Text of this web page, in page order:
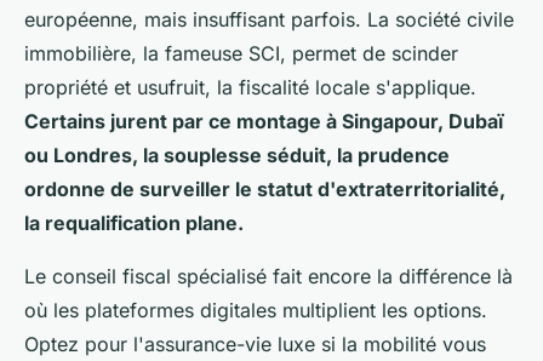
européenne, mais insuffisant parfois. La société civile
immobilière, la fameuse SCI, permet de scinder
propriété et usufruit, la fiscalité locale s'applique.
Certains jurent par ce montage à Singapour, Dubaï
ou Londres, la souplesse séduit, la prudence
ordonne de surveiller le statut d'extraterritorialité,
la requalification plane.
Le conseil fiscal spécialisé fait encore la différence là
où les plateformes digitales multiplient les options.
Optez pour l'assurance-vie luxe si la mobilité vous